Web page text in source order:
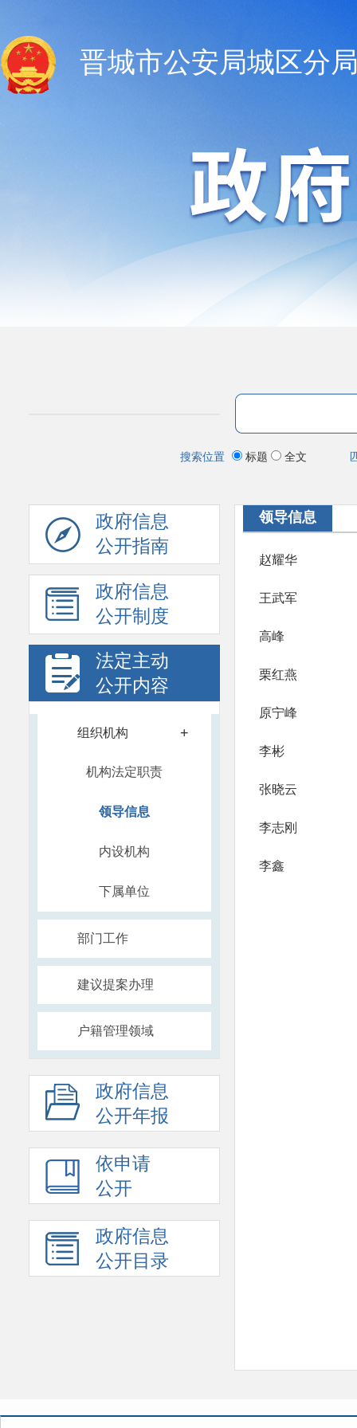
晋城市公安局城区分
搜索位置 标题 全文
政府信息
公开指南
政府信息
公开制度
法定主动
公开内容
组织机构 +
机构法定职责
领导信息
内设机构
下属单位
部门工作
建议提案办理
户籍管理领域
政府信息
公开年报
依申请
公开
政府信息
公开目录
领导信息
赵耀华
王武军
高峰
栗红燕
原宁峰
李彬
张晓云
李志刚
李鑫